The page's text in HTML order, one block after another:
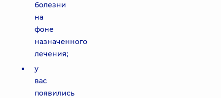
болезни
на
фоне
назначенного
лечения;
у
вас
появились